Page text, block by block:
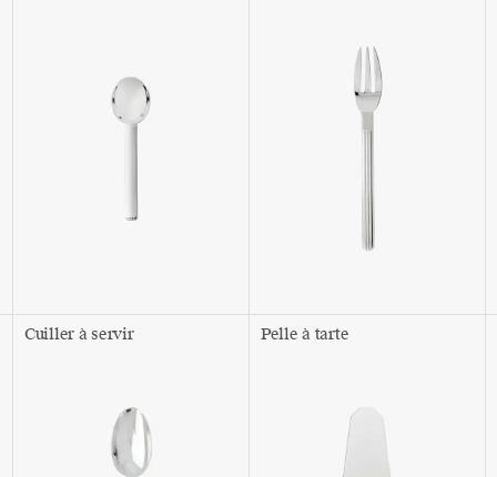
Cuiller à servir Pelle à tarte